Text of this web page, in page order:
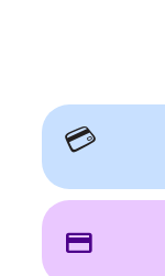
💳
payment